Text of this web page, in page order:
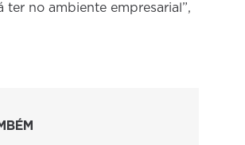
ter no ambiente empresarial”,